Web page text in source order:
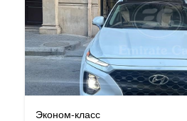
Эконом-класс